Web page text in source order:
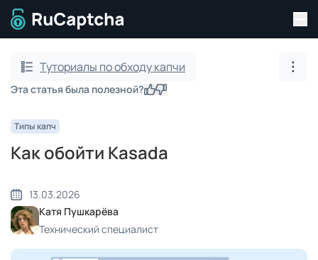
Перейти на главную страницу
Туториалы по обходу капчи
Эта статья была полезной?ДаНет
Типы капч
Как обойти Kasada
13.03.2026
Катя Пушкарёва
Технический специалист